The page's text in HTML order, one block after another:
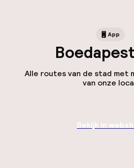
App
Alle routes van de stad met
van onze
Bekijk in